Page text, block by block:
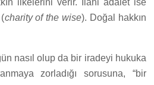
charity of the wise). Doğal hakkın
nasıl olup da bir iradeyi hukuka
zorladığı sorusuna, “bir